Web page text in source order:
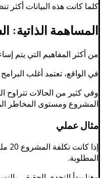
كلما كانت هذه البيانات أكثر
المساهمة الذاتية:
من أكثر المفاهيم التي يتم
في الواقع، تعتمد أغلب
المشروع ومستوى المخاطر
مثال عملي
المطلوبة.